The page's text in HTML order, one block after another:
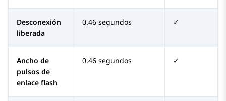
Desconexión
liberada
0.46 segundos ✓
Ancho de
pulsos de
enlace flash
0.46 segundos ✓